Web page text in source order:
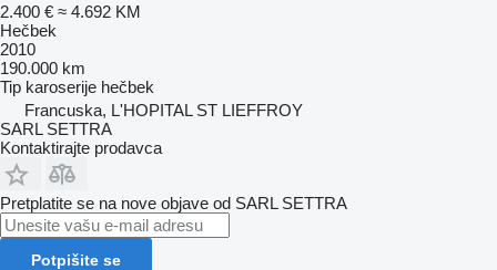
2.400 € ≈ 4.692 KM
Hečbek
2010
190.000 km
Tip karoserije hečbek
Francuska, L'HOPITAL ST LIEFFROY
SARL SETTRA
Kontaktirajte prodavca
Pretplatite se na nove objave od SARL SETTRA
Potpišite se